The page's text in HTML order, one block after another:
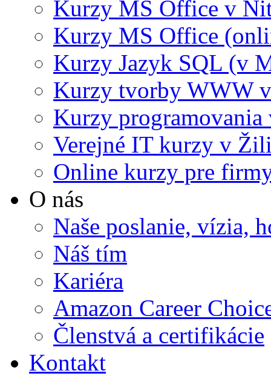
Kurzy MS Office v
Kurzy MS Office
Kurzy Jazyk SQL (v
Kurzy tvorby WWW
Kurzy
Verejné IT kurzy v
Online kurzy pre
O nás
Naše poslanie, vízia,
Náš tím
Kariéra
Amazon Career
Členstvá a certifikácie
Kontakt